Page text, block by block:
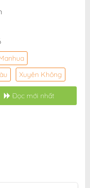
Xuyên Không
Đọc mới nhất